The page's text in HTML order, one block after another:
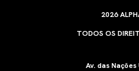
2026
TODOS OS
Av. das